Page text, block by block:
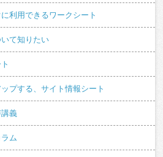
利用できるワークシート
て知りたい
プする、サイト情報シート
義
ム